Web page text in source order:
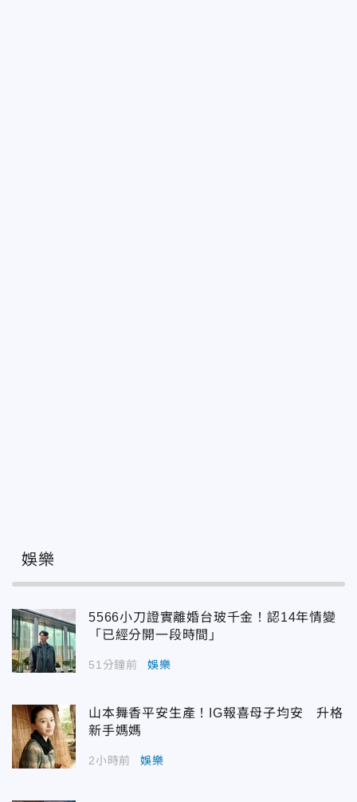
娛樂
5566小刀證實離婚台玻千金！認14年情變
「已經分開一段時間」
51分鐘前 娛樂
山本舞香平安生產！IG報喜母子均安 升格
新手媽媽
2小時前 娛樂